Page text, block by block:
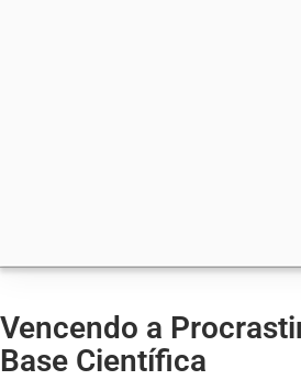
Vencendo a
Base Científica